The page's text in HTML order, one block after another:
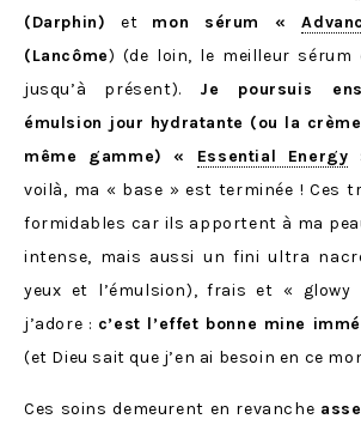
(Darphin)et mon sérum «
(Lancôme) (de loin, le meilleur sérum
jusqu’à présent). Je poursuis
émulsion jour hydratante (ou la
même gamme) « Essential Energy
voilà, ma « base » est terminée ! Ces
formidables car ils apportent à ma
intense, mais aussi un fini ultra
yeux et l’émulsion), frais et « glowy
j’adore : c’est l’effet bonne mine
(et Dieu sait que j’en ai besoin en ce
Ces soins demeurent en revanche